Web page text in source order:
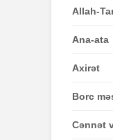
Allah-
Ana-ata
Axirət
Borc
Cənnət